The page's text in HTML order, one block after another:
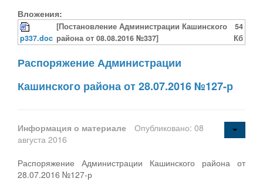
Вложения:
p337.doc
[Постановление Администрации Кашинского
района от 08.08.2016 №337]
54
Кб
Распоряжение Администрации
Кашинского района от 28.07.2016 №127-р
Информация о материале
Опубликовано: 08
августа 2016
Распоряжение Администрации Кашинского района от
28.07.2016 №127-р